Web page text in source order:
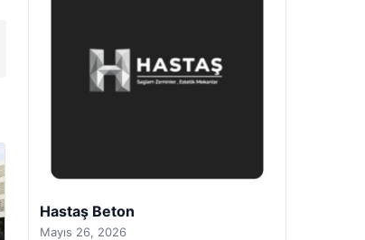
Prenses Night Club
Nisan 29, 2026